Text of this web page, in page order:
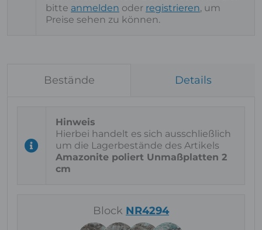
bitte anmelden oder registrieren, um
Preise sehen zu können.
Bestände Details
Hierbei handelt es sich ausschließlich
um die Lagerbestände des Artikels
Amazonite poliert Unmaßplatten 2
cm
Block NR4294